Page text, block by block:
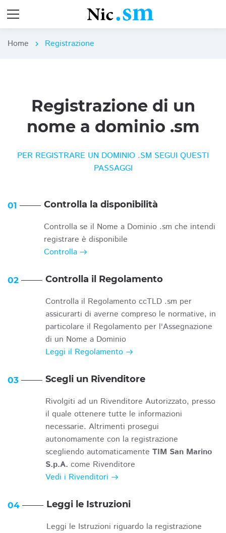
Home chevron_right Registrazione
Registrazione di un
nome a dominio .sm
PER REGISTRARE UN DOMINIO .SM SEGUI QUESTI
PASSAGGI
01 Controlla la disponibilità
Controlla se il Nome a Dominio .sm che intendi
registrare è disponibile
Controlla
02 Controlla il Regolamento
Controlla il Regolamento ccTLD .sm per
assicurarti di averne compreso le normative, in
particolare il Regolamento per l'Assegnazione
di un Nome a Dominio
Leggi il Regolamento
03 Scegli un Rivenditore
Rivolgiti ad un Rivenditore Autorizzato, presso
il quale ottenere tutte le informazioni
necessarie. Altrimenti prosegui
autonomamente con la registrazione
scegliendo automaticamente TIM San Marino
S.p.A. come Rivenditore
Vedi i Rivenditori
04 Leggi le Istruzioni
Leggi le Istruzioni riguardo la registrazione